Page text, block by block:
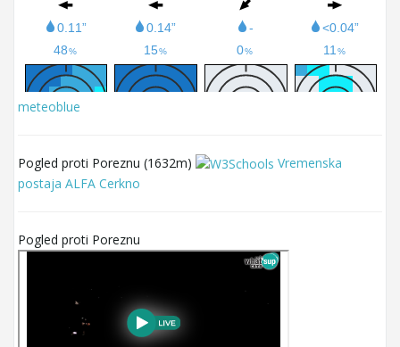
meteoblue
Pogled proti Poreznu (1632m)
Vremenska
postaja ALFA Cerkno
Pogled proti Poreznu